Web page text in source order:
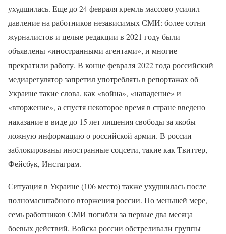
ухудшилась. Еще до 24 февраля кремль массово усилил
давление на работников независимых СМИ: более сотни
журналистов и целые редакции в 2021 году были
объявлены «иностранными агентами», и многие
прекратили работу. В конце февраля 2022 года российский
медиарегулятор запретил употреблять в репортажах об
Украине такие слова, как «война», «нападение» и
«вторжение», а спустя некоторое время в стране введено
наказание в виде до 15 лет лишения свободы за якобы
ложную информацию о российской армии. В россии
заблокированы иностранные соцсети, такие как Tвиттер,
Фейсбук, Инстаграм.
Ситуация в Украине (106 место) также ухудшилась после
полномасштабного вторжения россии. По меньшей мере,
семь работников СМИ погибли за первые два месяца
боевых действий. Войска россии обстреливали группы